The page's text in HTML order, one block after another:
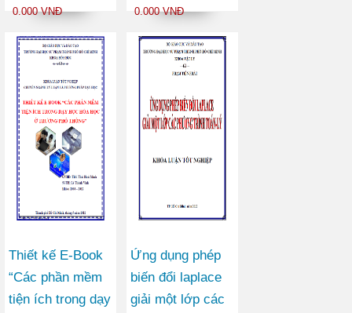
Nhóm oxi (Hóa
cao)
0.000 VNĐ
trình trung học
0.000 VNĐ
Thiết kế E-Book
“Các phần mềm
tiện ích trong dạy
Ứng dụng phép
biến đổi laplace
giải một lớp các